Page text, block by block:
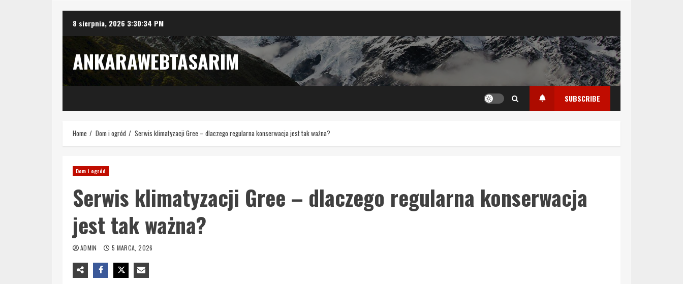
8 sierpnia, 2026 3:30:35 PM
ANKARAWEBTASARIM
SUBSCRIBE
Home Dom i ogród Serwis klimatyzacji Gree – dlaczego regularna konserwacja jest tak ważna?
Dom i ogród
Serwis klimatyzacji Gree – dlaczego regularna konserwacja
jest tak ważna?
ADMIN 5 MARCA, 2026